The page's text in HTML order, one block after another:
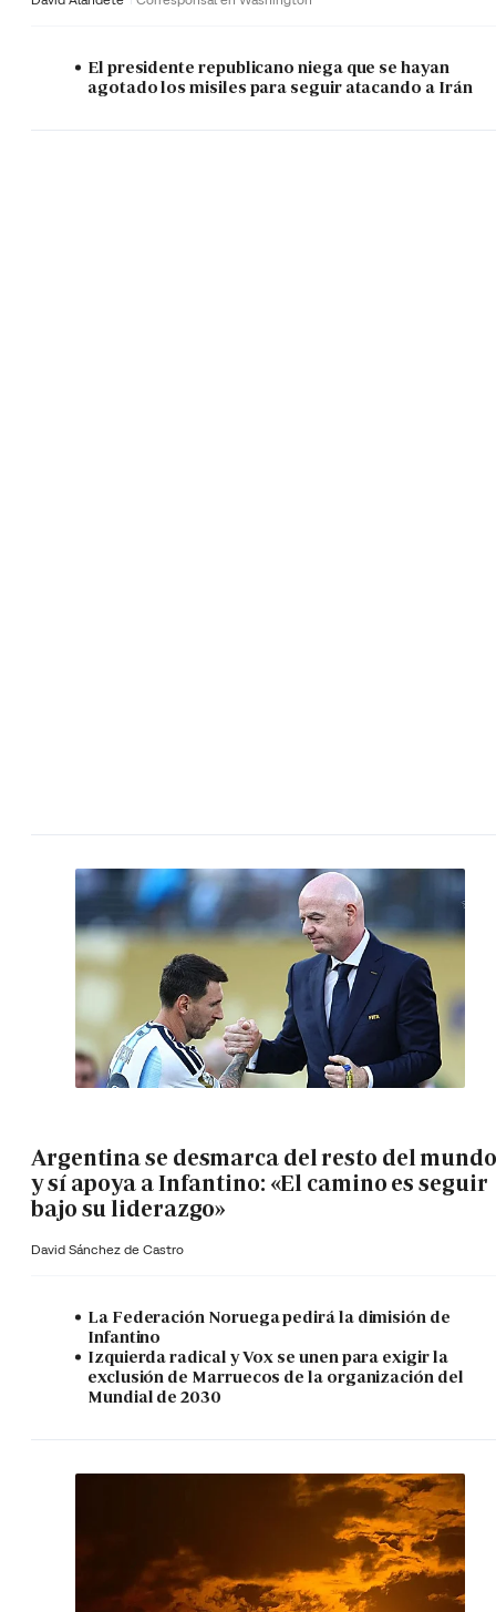
El presidente republicano niega que se hayan
agotado los misiles para seguir atacando a Irán
Argentina se desmarca del resto del mundo
y sí apoya a Infantino: «El camino es seguir
bajo su liderazgo»
David Sánchez de Castro
La Federación Noruega pedirá la dimisión de
Infantino
Izquierda radical y Vox se unen para exigir la
exclusión de Marruecos de la organización del
Mundial de 2030